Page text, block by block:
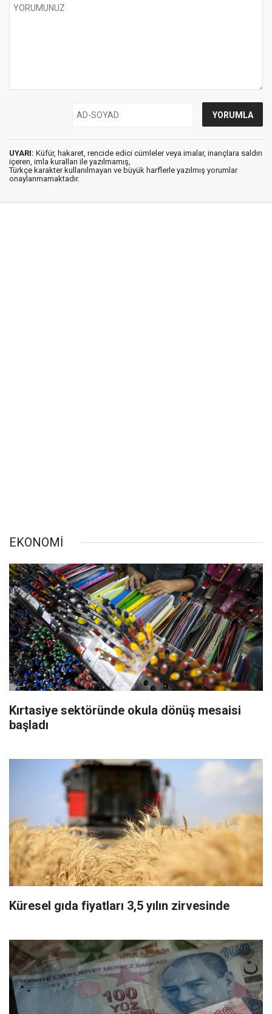
UYARI: Küfür, hakaret, rencide edici cümleler veya imalar, inançlara saldırı
içeren, imla kuralları ile yazılmamış,
Türkçe karakter kullanılmayan ve büyük harflerle yazılmış yorumlar
onaylanmamaktadır.
EKONOMİ
Kırtasiye sektöründe okula dönüş mesaisi
başladı
Küresel gıda fiyatları 3,5 yılın zirvesinde